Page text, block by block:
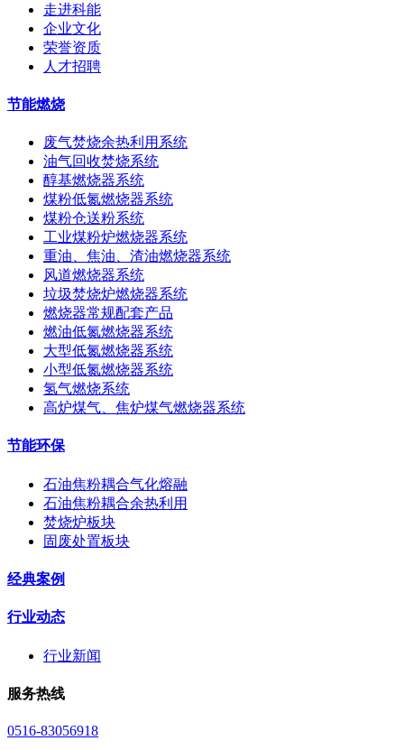
走进科能
企业文化
荣誉资质
人才招聘
节能燃烧
废气焚烧余热利用系统
油气回收焚烧系统
醇基燃烧器系统
煤粉低氮燃烧器系统
煤粉仓送粉系统
工业煤粉炉燃烧器系统
重油、焦油、渣油燃烧器系统
风道燃烧器系统
垃圾焚烧炉燃烧器系统
燃烧器常规配套产品
燃油低氮燃烧器系统
大型低氮燃烧器系统
小型低氮燃烧器系统
氢气燃烧系统
高炉煤气、焦炉煤气燃烧器系统
节能环保
石油焦粉耦合气化熔融
石油焦粉耦合余热利用
焚烧炉板块
固废处置板块
经典案例
行业动态
行业新闻
服务热线
0516-83056918